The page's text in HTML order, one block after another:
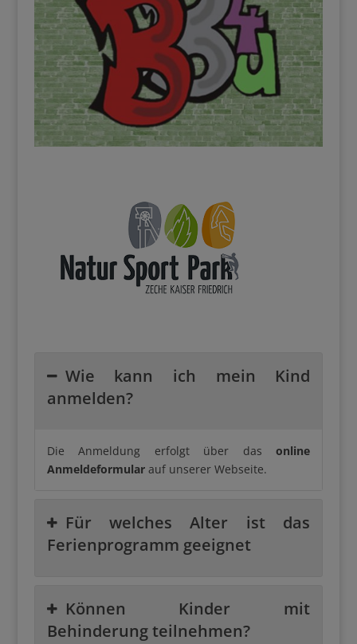
Wie kann ich mein Kind
anmelden?
Die Anmeldung erfolgt über dasonline
Anmeldeformularauf unserer Webseite.
Für welches Alter ist das
Ferienprogramm geeignet
Können Kinder mit
Behinderung teilnehmen?